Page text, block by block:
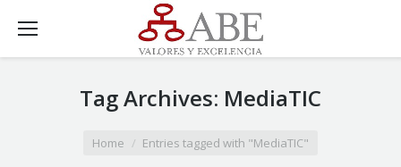
Tag Archives: MediaTIC
Home Entries tagged with "MediaTIC"